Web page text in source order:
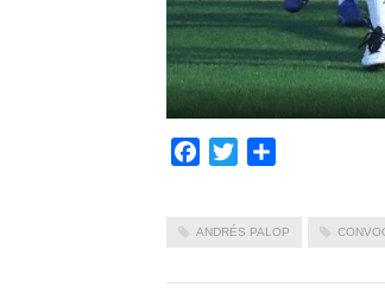
Facebook
Twitter
ANDRÉS PALOP